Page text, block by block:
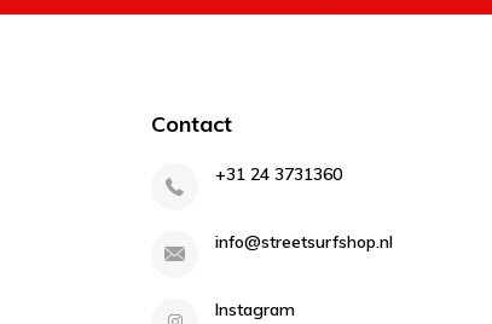
Contact
+31 24 3731360
info@streetsurfshop.nl
Instagram